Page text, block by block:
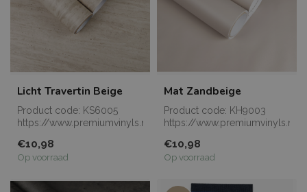
Licht Travertin Beige
Product code: KS6005
https://www.premiumvinyls.nl/samples.html
€10,98
Op voorraad
Mat Zandbeige
Product code: KH9003
https://www.premiumvinyls.nl/
€10,98
Op voorraad